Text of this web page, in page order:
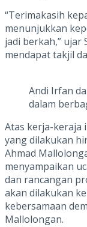
“Terimakasih
menunjukkan
jadi berkah,” ujar
mendapat takjil
Andi Irfan
dalam
Atas kerja-keraja
yang dilakukan
Ahmad
menyampaikan
dan rancangan
akan dilakukan
kebersamaan
Mallolongan.